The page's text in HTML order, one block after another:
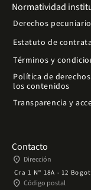
Normatividad
Derechos
Estatuto de
Términos y
Política de
los contenidos
Transparencia y
Contacto
place Dirección
Cra 1 Nº 18A - 12
place Código postal